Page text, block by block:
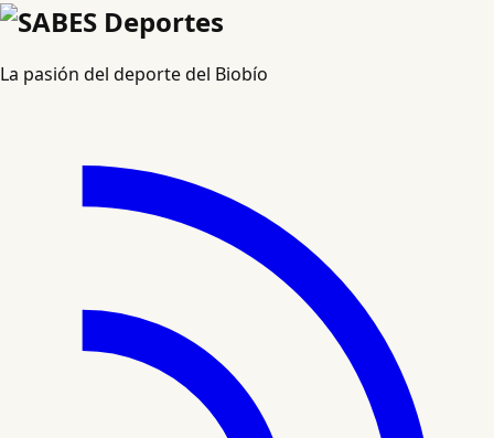
La pasión del deporte del Biobío